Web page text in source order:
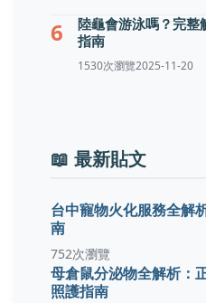
6
陸龜會游泳嗎？完整
指南
1530次瀏覽2025-11-20
📖 最新貼文
台中寵物火化服務全解
南
752次瀏覽
母倉鼠分泌物全解析：
照護指南